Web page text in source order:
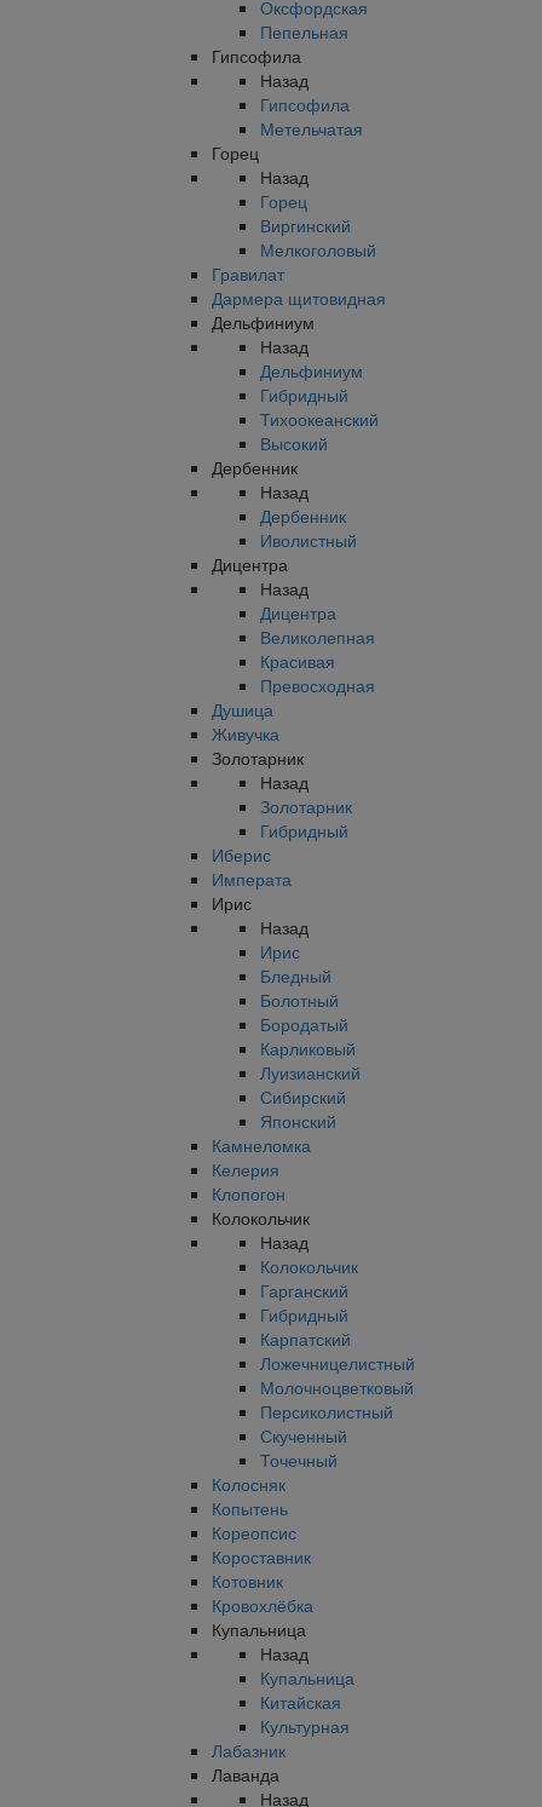
Оксфордская
Пепельная
Гипсофила
Назад
Гипсофила
Метельчатая
Горец
Назад
Горец
Виргинский
Мелкоголовый
Гравилат
Дармера щитовидная
Дельфиниум
Назад
Дельфиниум
Гибридный
Тихоокеанский
Высокий
Дербенник
Назад
Дербенник
Иволистный
Дицентра
Назад
Дицентра
Великолепная
Красивая
Превосходная
Душица
Живучка
Золотарник
Назад
Золотарник
Гибридный
Иберис
Императа
Ирис
Назад
Ирис
Бледный
Болотный
Бородатый
Карликовый
Луизианский
Сибирский
Японский
Камнеломка
Келерия
Клопогон
Колокольчик
Назад
Колокольчик
Гарганский
Гибридный
Карпатский
Ложечницелистный
Молочноцветковый
Персиколистный
Скученный
Точечный
Колосняк
Копытень
Кореопсис
Короставник
Котовник
Кровохлёбка
Купальница
Назад
Купальница
Китайская
Культурная
Лабазник
Лаванда
Назад